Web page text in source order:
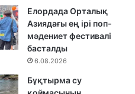
Елордада Орталық
Азиядағы ең ірі поп-
мәдениет фестивалі
басталды
6.08.2026
Бұқтырма су